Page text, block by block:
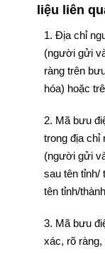
liệu liên
1. Địa chỉ
(người gửi
ràng trên
hóa) hoặc
2. Mã bưu
trong địa
(người gửi
sau tên tỉnh/
tên tỉnh/
3. Mã bưu
xác, rõ ràng,